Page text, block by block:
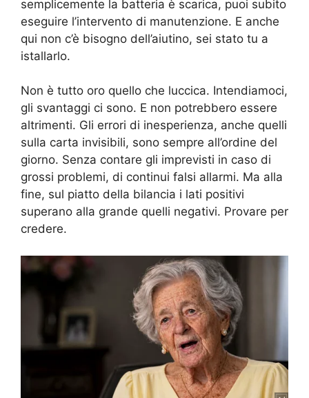
semplicemente la batteria è scarica, puoi subito
eseguire l’intervento di manutenzione. E anche
qui non c’è bisogno dell’aiutino, sei stato tu a
istallarlo.
Non è tutto oro quello che luccica. Intendiamoci,
gli svantaggi ci sono. E non potrebbero essere
altrimenti. Gli errori di inesperienza, anche quelli
sulla carta invisibili, sono sempre all’ordine del
giorno. Senza contare gli imprevisti in caso di
grossi problemi, di continui falsi allarmi. Ma alla
fine, sul piatto della bilancia i lati positivi
superano alla grande quelli negativi. Provare per
credere.